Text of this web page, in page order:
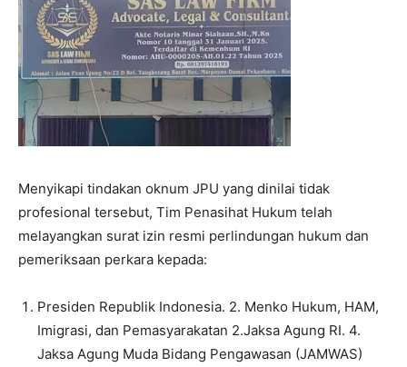
Menyikapi tindakan oknum JPU yang dinilai tidak
profesional tersebut, Tim Penasihat Hukum telah
melayangkan surat izin resmi perlindungan hukum dan
pemeriksaan perkara kepada:
Presiden Republik Indonesia. 2. Menko Hukum, HAM,
Imigrasi, dan Pemasyarakatan 2.Jaksa Agung RI. 4.
Jaksa Agung Muda Bidang Pengawasan (JAMWAS)